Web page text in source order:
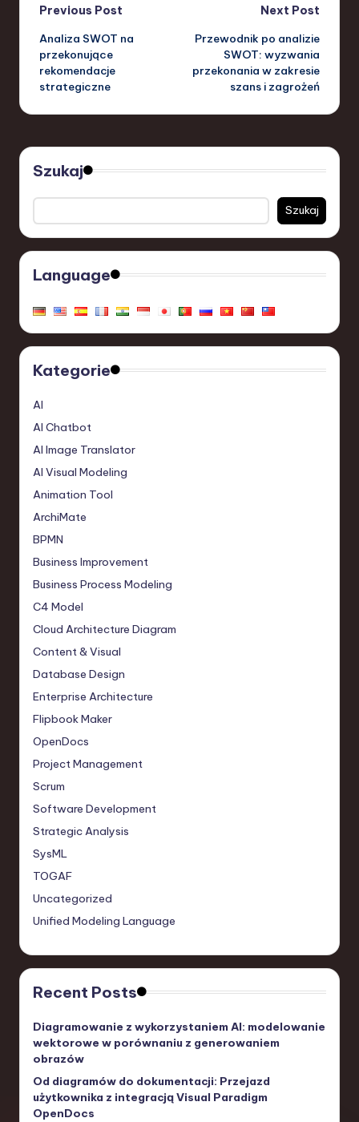
Post
navigation
Previous Post
Analiza SWOT na
przekonujące
rekomendacje
strategiczne
Next Post
Przewodnik po analizie
SWOT: wyzwania
przekonania w zakresie
szans i zagrożeń
Szukaj
Szukaj
Language
Kategorie
AI
AI Chatbot
AI Image Translator
AI Visual Modeling
Animation Tool
ArchiMate
BPMN
Business Improvement
Business Process Modeling
C4 Model
Cloud Architecture Diagram
Content & Visual
Database Design
Enterprise Architecture
Flipbook Maker
OpenDocs
Project Management
Scrum
Software Development
Strategic Analysis
SysML
TOGAF
Uncategorized
Unified Modeling Language
Recent Posts
Diagramowanie z wykorzystaniem AI: modelowanie
wektorowe w porównaniu z generowaniem
obrazów
Od diagramów do dokumentacji: Przejazd
użytkownika z integracją Visual Paradigm
OpenDocs